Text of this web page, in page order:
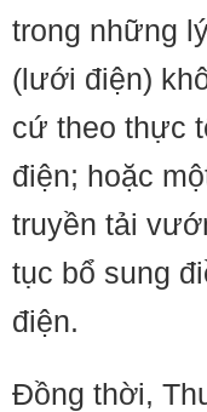
trong những
(lưới điện)
cứ theo thực
điện; hoặc
truyền tải
tục bổ sung
điện.
Đồng thời,